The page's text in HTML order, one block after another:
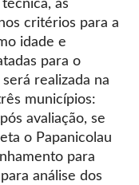
as
critérios para a
idade e
para o
realizada na
municípios:
avaliação, se
o Papanicolau
para
análise dos